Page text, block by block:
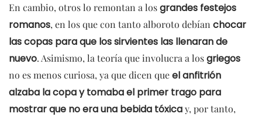
En cambio, otros lo remontan a losgrandes festejos
romanos, en los que con tanto alboroto debíanchocar
las copas para que los sirvientes las llenaran de
nuevo. Asimismo, la teoría que involucra a losgriegos
no es menos curiosa, ya que dicen queel anfitrión
alzaba la copa y tomaba el primer trago para
mostrar que no era una bebida tóxicay, por tanto,